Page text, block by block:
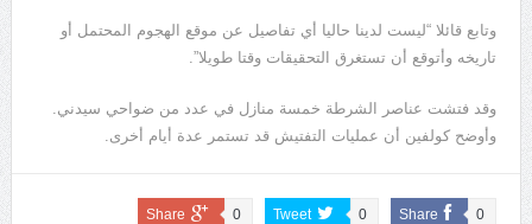
وتابع قائلا “ليست لدينا حاليا أي تفاصيل عن موقع الهجوم المحتمل أو
تاريخه وأتوقع أن تستغرق التحقيقات وقتا طويلا”.
وقد فتشت عناصر الشرطة خمسة منازل في عدد من ضواحي سيدني.
وأوضح كولفين أن عمليات التفتيش قد تستمر عدة أيام أخرى.
Share 0
Tweet 0
Share 0